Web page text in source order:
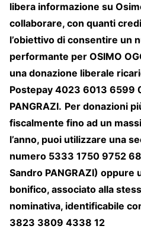
libera informazione su
collaborare, con quanti
l’obiettivo di consentire un
performante per OSIMO
una donazione liberale
Postepay 4023 6013 6599
PANGRAZI. Per donazioni
fiscalmente fino ad un
l’anno, puoi utilizzare una
numero 5333 1750 9752
Sandro PANGRAZI) oppure
bonifico, associato alla
nominativa, identificabile
3823 3809 4338 12